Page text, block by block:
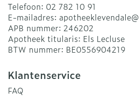
Telefoon: 02 782 10 91
E-mailadres: apotheeklevendale@
APB nummer: 246202
Apotheek titularis: Els Lecluse
BTW nummer: BE0556904219
Klantenservice
FAQ